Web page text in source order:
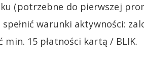
(potrzebne do pierwszej
warunki aktywności:
15 płatności kartą / BLIK.